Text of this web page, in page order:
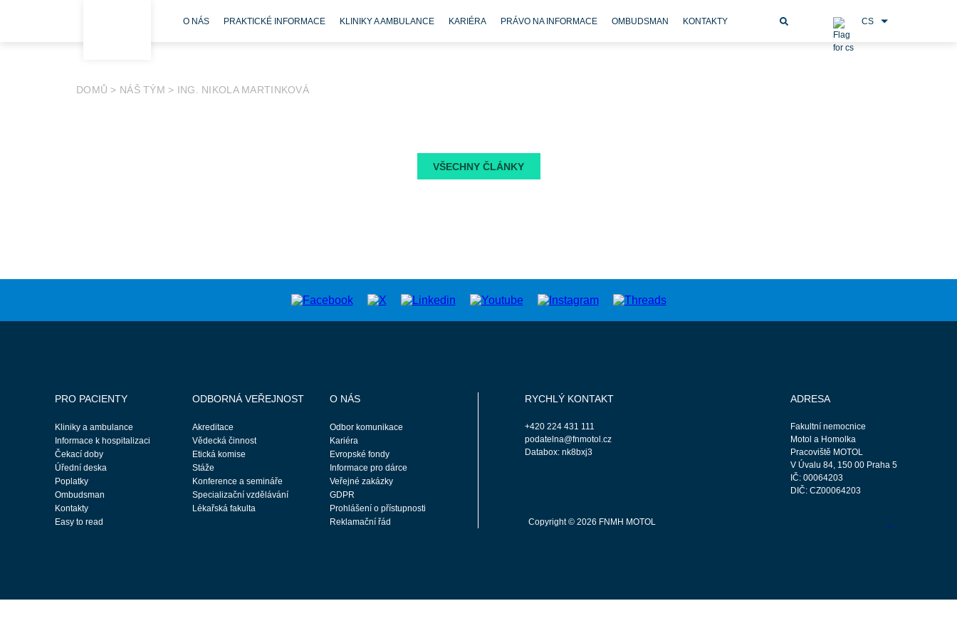
O NÁS PRAKTICKÉ INFORMACE KLINIKY A AMBULANCE KARIÉRA PRÁVO NA INFORMACE OMBUDSMAN KONTAKTY CS
DOMŮ > NÁŠ TÝM > ING. NIKOLA MARTINKOVÁ
VŠECHNY ČLÁNKY
PRO PACIENTY
Kliniky a ambulance
Informace k hospitalizaci
Čekací doby
Úřední deska
Poplatky
Ombudsman
Kontakty
Easy to read
ODBORNÁ VEŘEJNOST
Akreditace
Vědecká činnost
Etická komise
Stáže
Konference a semináře
Specializační vzdělávání
Lékařská fakulta
O NÁS
Odbor komunikace
Kariéra
Evropské fondy
Informace pro dárce
Veřejné zakázky
GDPR
Prohlášení o přístupnosti
Reklamační řád
RYCHLÝ KONTAKT
+420 224 431 111
podatelna@fnmotol.cz
Databox: nk8bxj3
ADRESA
Fakultní nemocnice
Motol a Homolka
Pracoviště MOTOL
V Úvalu 84, 150 00 Praha 5
IČ: 00064203
DIČ: CZ00064203
Copyright © 2026 FNMH MOTOL